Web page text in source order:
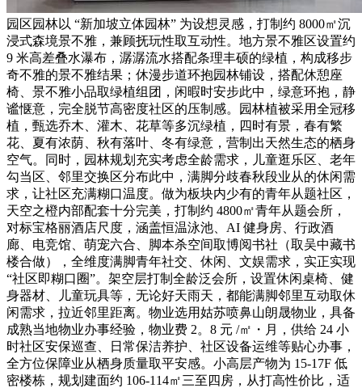
园区园林以 “新加坡立体园林” 为设想灵感，打制约 8000㎡沉
浸式森境景不雅，兼顾抚玩性取互动性。地方景不雅区设置约
9 米高差叠水瀑布，潺潺流水搭配条理丰硕的绿植，构成移步
奇不雅的景不雅结果；休漫步道环抱园林铺设，搭配休憩座
椅、景不雅小品取绿植组团，闲暇时安步此中，绿意环抱，静
谧惬意，完全脱节高密度社区的压制感。园林植被采用全冠移
植，甄选乔木、灌木、花草等多沉绿植，四时有景，春有繁
花、夏有浓荫、秋有落叶、冬有绿意，营制出天然生态的栖身
空气。同时，园林规划充实考虑全龄需求，儿童逛乐区、老年
勾当区、邻里交换区分布此中，满脚分歧春秋段业从的休闲需
求，让社区充满糊口温度。做为板块内少有的青年从题社区，
天空之橙内部配套十分完美，打制约 4800㎡青年从题会所，
对标宝格丽酒店尺度，涵盖恒温泳池、AI 健身房、行政酒
廊、电竞馆、萌宠六合、脚本杀空间取博阅书社（取吴中藏书
楼合做），全维度满脚青年社交、休闲、文娱需求，实正实现
“社区即糊口圈”。架空层打制全龄泛会所，设置休闲桌椅、健
身器材、儿童玩具等，无论好天雨天，都能满脚邻里互动取休
闲需求，拉近邻里距离。物业选用姑苏喷鼻山朗晟物业，具备
成熟当地物业办事经验，物业费 2。8 元 /㎡・月，供给 24 小
时社区安保巡查、日常保洁养护、社区设备运维等贴心办事，
全方位保障业从栖身质量取平安感。小高层产物为 15-17F 低
密楼栋，规划建面约 106-114㎡三至四房，从打高性价比，适